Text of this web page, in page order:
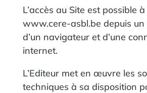
L’accès au Site est possible à
www.cere-asbl.be depuis
d’un navigateur et d’une
internet.
L’Editeur met en œuvre les
techniques à sa disposition